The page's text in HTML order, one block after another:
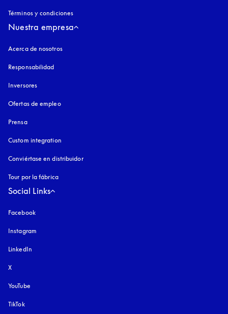
Términos y condiciones
Nuestra empresa
Acerca de nosotros
Responsabilidad
Inversores
Ofertas de empleo
Prensa
Custom integration
Conviértase en distribuidor
Tour por la fábrica
Social Links
Facebook
Instagram
LinkedIn
X
YouTube
TikTok